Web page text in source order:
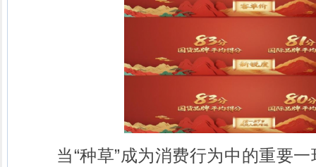
当“种草”成为消费行为中的重要一